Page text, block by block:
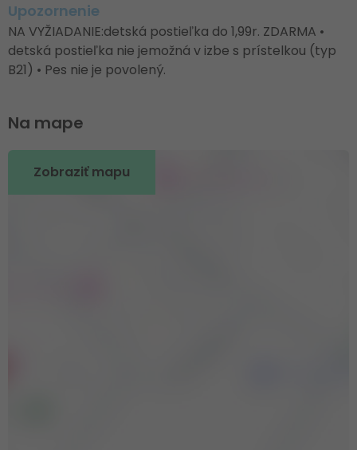
Upozornenie
NA VYŽIADANIE:detská postieľka do 1,99r. ZDARMA •
detská postieľka nie jemožná v izbe s prístelkou (typ
B21) • Pes nie je povolený.
Na mape
Zobraziť mapu